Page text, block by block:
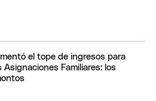
el tope de ingresos para
Asignaciones Familiares: los